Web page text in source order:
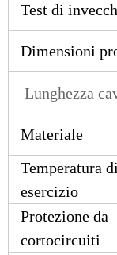
Test di
Dimensioni
Lunghezza
Materiale
Temperatura di
esercizio
Protezione da
cortocircuiti